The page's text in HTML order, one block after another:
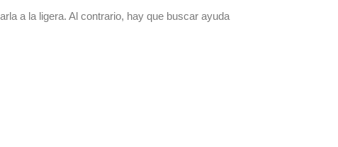
a la ligera. Al contrario, hay que buscar ayuda